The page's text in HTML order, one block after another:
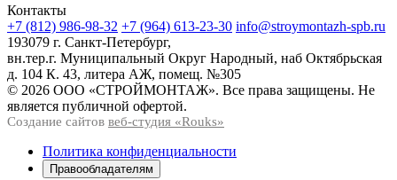
Контакты
+7 (812) 986-98-32 +7 (964) 613-23-30 info@stroymontazh-spb.ru
193079 г. Санкт-Петербург,
вн.тер.г. Муниципальный Округ Народный, наб Октябрьская
д. 104 К. 43, литера АЖ, помещ. №305
© 2026 ООО «СТРОЙМОНТАЖ». Все права защищены. Не
является публичной офертой.
Создание сайтов веб-студия «Rouks»
Политика конфиденциальности
Правообладателям